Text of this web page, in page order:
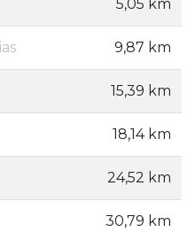
5,05 km
9,87 km
15,39 km
18,14 km
24,52 km
30,79 km